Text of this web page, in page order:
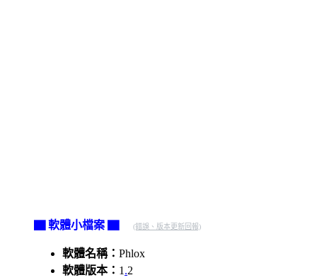
▇ 軟體小檔案 ▇ (錯誤、版本更新回報)
軟體名稱： Phlox
軟體版本： 1 .2